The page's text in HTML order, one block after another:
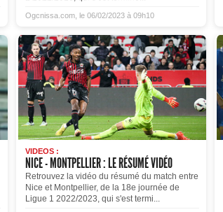
Ogcnissa.com, le 06/02/2023 à 09h10
VIDEOS :
NICE - MONTPELLIER : LE RÉSUMÉ VIDÉO
Retrouvez la vidéo du résumé du match entre
Nice et Montpellier, de la 18e journée de
Ligue 1 2022/2023, qui s'est termi...